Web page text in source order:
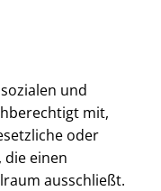
© Prostock-studio - stock.adobe.com
und
mit,
oder
einen
ausschließt.